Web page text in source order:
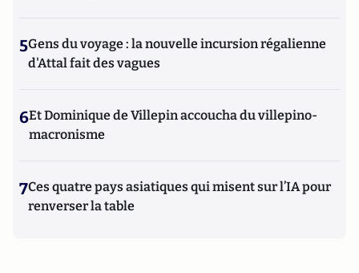
5Gens du voyage : la nouvelle incursion régalienne
d'Attal fait des vagues
6Et Dominique de Villepin accoucha du villepino-
macronisme
7Ces quatre pays asiatiques qui misent sur l’IA pour
renverser la table